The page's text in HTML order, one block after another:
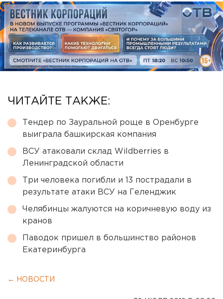
ЧИТАЙТЕ ТАКЖЕ:
Тендер по Зауральной роще в Оренбурге
выиграла башкирская компания
ВСУ атаковали склад Wildberries в
Ленинградской области
Три человека погибли и 13 пострадали в
результате атаки ВСУ на Геленджик
Челябинцы жалуются на коричневую воду из
кранов
Паводок пришел в большинство районов
Екатеринбурга
← НОВОСТИ